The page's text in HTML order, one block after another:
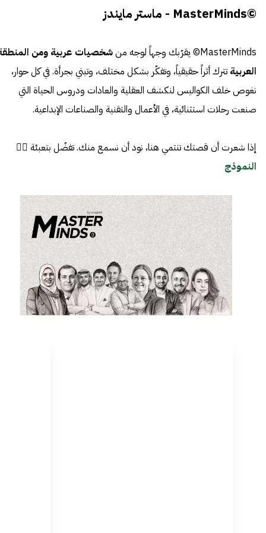
©MasterMinds - ماستر مايندز
MasterMinds© يقرّبك وجهاً لوجه من
شخصيات عربية ومن
العربية تترك أثراً حقيقياً، وتفكّر بشكل مختلف، وتبني بجرأة. في كل حوار،
نغوص خلف الكواليس لنكشف العقلية والعادات ودروس الحياة التي
صنعت رحلات استثنائية، في الأعمال والتقنية والصناعات الإبداعية.
إذا شعرت أن قصتك تنتمي هنا، نود أن نسمع منك. تفضّل بتعبئة 👈🏼
النموذج